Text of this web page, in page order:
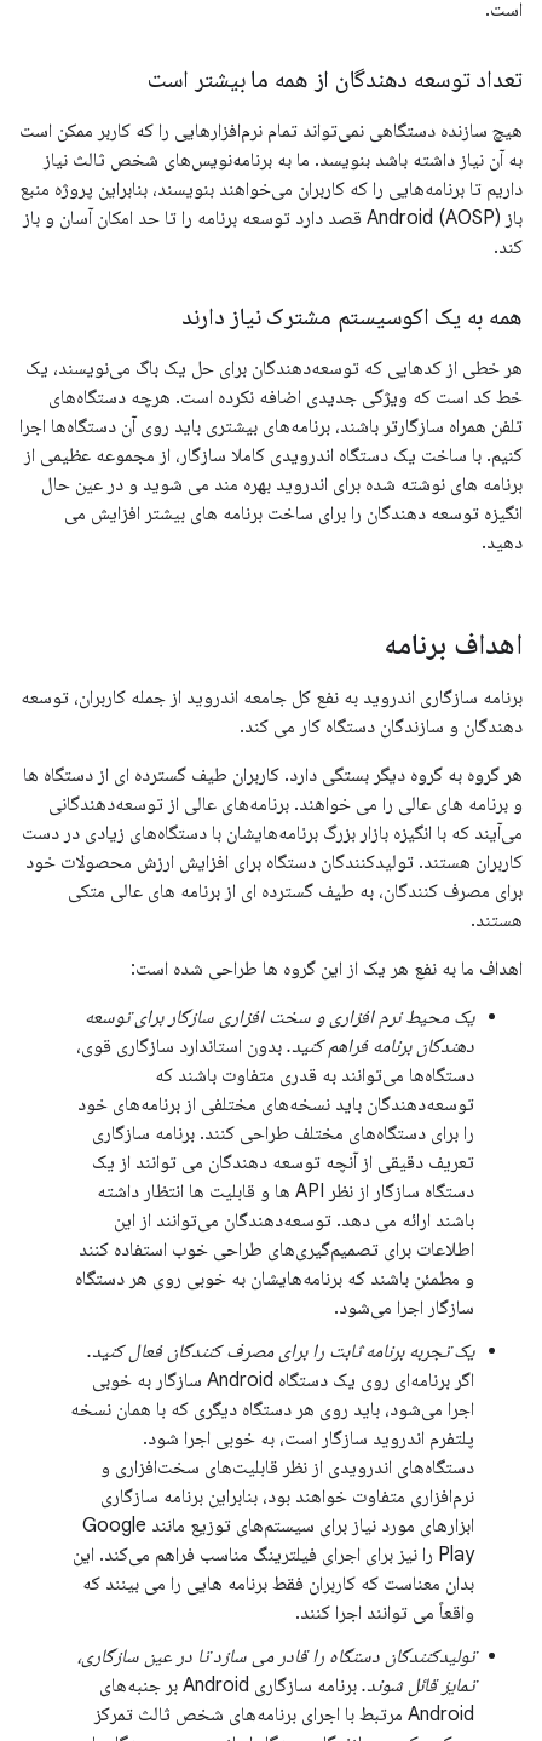
است.
تعداد توسعه دهندگان از همه ما بیشتر است
هیچ سازنده دستگاهی نمی‌تواند تمام نرم‌افزارهایی را که کاربر ممکن است
به آن نیاز داشته باشد بنویسد. ما به برنامه‌نویس‌های شخص ثالث نیاز
داریم تا برنامه‌هایی را که کاربران می‌خواهند بنویسند، بنابراین پروژه منبع
باز Android (AOSP) قصد دارد توسعه برنامه را تا حد امکان آسان و باز
کند.
همه به یک اکوسیستم مشترک نیاز دارند
هر خطی از کدهایی که توسعه‌دهندگان برای حل یک باگ می‌نویسند، یک
خط کد است که ویژگی جدیدی اضافه نکرده است. هرچه دستگاه‌های
تلفن همراه سازگارتر باشند، برنامه‌های بیشتری باید روی آن دستگاه‌ها اجرا
کنیم. با ساخت یک دستگاه اندرویدی کاملا سازگار، از مجموعه عظیمی از
برنامه های نوشته شده برای اندروید بهره مند می شوید و در عین حال
انگیزه توسعه دهندگان را برای ساخت برنامه های بیشتر افزایش می
دهید.
اهداف برنامه
برنامه سازگاری اندروید به نفع کل جامعه اندروید از جمله کاربران، توسعه
دهندگان و سازندگان دستگاه کار می کند.
هر گروه به گروه دیگر بستگی دارد. کاربران طیف گسترده ای از دستگاه ها
و برنامه های عالی را می خواهند. برنامه‌های عالی از توسعه‌دهندگانی
می‌آیند که با انگیزه بازار بزرگ برنامه‌هایشان با دستگاه‌های زیادی در دست
کاربران هستند. تولیدکنندگان دستگاه برای افزایش ارزش محصولات خود
برای مصرف کنندگان، به طیف گسترده ای از برنامه های عالی متکی
هستند.
اهداف ما به نفع هر یک از این گروه ها طراحی شده است:
یک محیط نرم افزاری و سخت افزاری سازگار برای توسعه
دهندگان برنامه فراهم کنید. بدون استاندارد سازگاری قوی،
دستگاه‌ها می‌توانند به قدری متفاوت باشند که
توسعه‌دهندگان باید نسخه‌های مختلفی از برنامه‌های خود
را برای دستگاه‌های مختلف طراحی کنند. برنامه سازگاری
تعریف دقیقی از آنچه توسعه دهندگان می توانند از یک
دستگاه سازگار از نظر API ها و قابلیت ها انتظار داشته
باشند ارائه می دهد. توسعه‌دهندگان می‌توانند از این
اطلاعات برای تصمیم‌گیری‌های طراحی خوب استفاده کنند
و مطمئن باشند که برنامه‌هایشان به خوبی روی هر دستگاه
سازگار اجرا می‌شود.
یک تجربه برنامه ثابت را برای مصرف کنندگان فعال کنید.
اگر برنامه‌ای روی یک دستگاه Android سازگار به خوبی
اجرا می‌شود، باید روی هر دستگاه دیگری که با همان نسخه
پلتفرم اندروید سازگار است، به خوبی اجرا شود.
دستگاه‌های اندرویدی از نظر قابلیت‌های سخت‌افزاری و
نرم‌افزاری متفاوت خواهند بود، بنابراین برنامه سازگاری
ابزارهای مورد نیاز برای سیستم‌های توزیع مانند Google
Play را نیز برای اجرای فیلترینگ مناسب فراهم می‌کند. این
بدان معناست که کاربران فقط برنامه هایی را می بینند که
واقعاً می توانند اجرا کنند.
تولیدکنندگان دستگاه را قادر می سازد تا در عین سازگاری،
تمایز قائل شوند.
برنامه سازگاری Android بر جنبه‌های
Android مرتبط با اجرای برنامه‌های شخص ثالث تمرکز